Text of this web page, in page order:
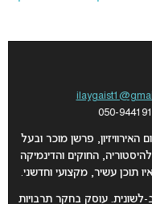
האירוויזיון, פרשן מוכר ובעל
החוקים והדינמיקה
תוכן עשיר, מקצועי וחדשני.
לשונית. עוסק בחקר תרבויות